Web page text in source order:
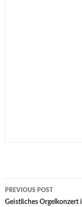
Post
navigation
PREVIOUS POST
Geistliches Orgelkonzert